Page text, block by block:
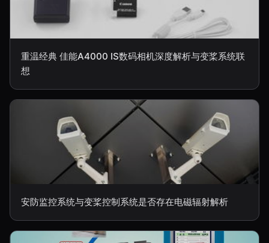
重温经典 佳能A4000 IS数码相机深度解析与变桨系统联
想
安防监控系统与变桨控制系统是否存在电磁辐射解析